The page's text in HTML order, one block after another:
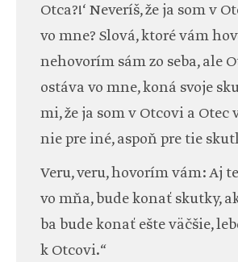
Otca?!‘ Neveríš, že ja som v
vo mne? Slová, ktoré vám
nehovorím sám zo seba, ale
ostáva vo mne, koná svoje
mi, že ja som v Otcovi a Otec
nie pre iné, aspoň pre tie
Veru, veru, hovorím vám: Aj
vo mňa, bude konať skutky,
ba bude konať ešte väčšie,
k Otcovi.“